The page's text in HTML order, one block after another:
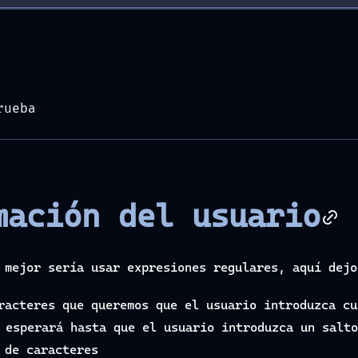
del usuario
sería usar expresiones regulares, aquí
que queremos que el usuario introduzca
hasta que el usuario introduzca un
caracteres